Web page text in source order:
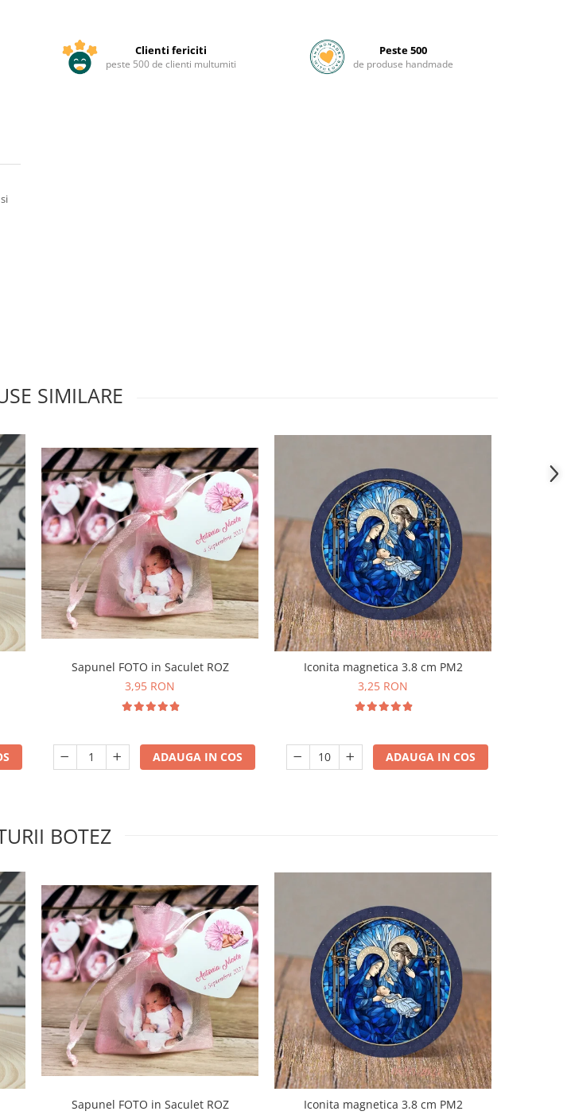
Clienti fericiti
peste 500 de clienti multumiti
Peste 500
de produse handmade
SIMILARE
Sapunel FOTO in Saculet ROZ
3,95 RON
ADAUGA IN COS
Iconita magnetica 3.8 cm PM2
3,25 RON
ADAUGA IN COS
BOTEZ
Sapunel FOTO in Saculet ROZ
Iconita magnetica 3.8 cm PM2